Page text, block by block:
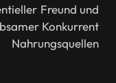
Freund und
Konkurrent